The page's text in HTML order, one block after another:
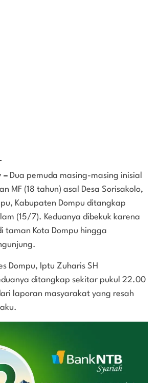
– Dua pemuda masing-masing inisial
MF (18 tahun) asal Desa Sorisakolo,
Kabupaten Dompu ditangkap
(15/7). Keduanya dibekuk karena
taman Kota Dompu hingga
Dompu, Iptu Zuharis SH
ditangkap sekitar pukul 22.00
laporan masyarakat yang resah